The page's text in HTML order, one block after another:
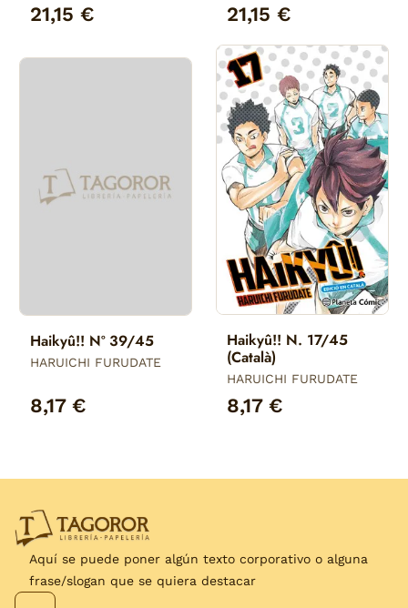
21,15 € 21,15 €
Haikyû!! Nº 39/45
HARUICHI FURUDATE
8,17 €
Haikyû!! N. 17/45
(Català)
HARUICHI FURUDATE
8,17 €
Aquí se puede poner algún texto corporativo o alguna
frase/slogan que se quiera destacar